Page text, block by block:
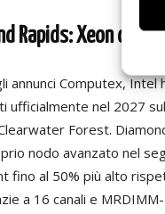
Rapids: Xeon di
annunci Computex,
ufficialmente nel 2027
Forest.
nodo avanzato nel
fino al 50% più alto
a 16 canali e